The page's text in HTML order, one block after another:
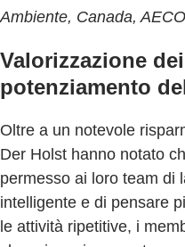
Ambiente, Canada,
Valorizzazione
potenziamento
Oltre a un notevole
Der Holst hanno notato
permesso ai loro team di
intelligente e di pensare
le attività ripetitive, i